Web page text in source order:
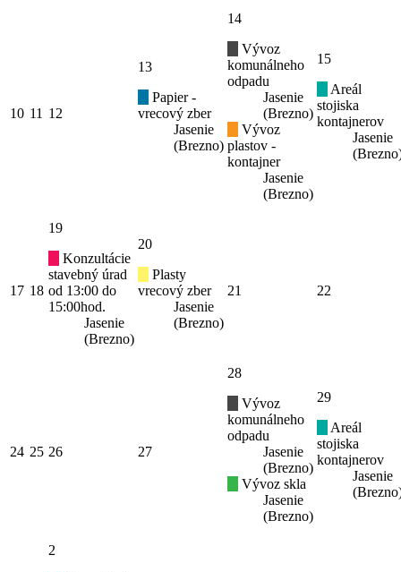
10 11 12
13
Papier -
vrecový zber
Jasenie
(Brezno)
14
Vývoz
komunálneho
odpadu
Jasenie
(Brezno)
Vývoz
plastov -
kontajner
Jasenie
(Brezno)
15
Areál
stojiska
kontajnerov
Jasenie
17 18
19
Konzultácie
stavebný úrad
od 13:00 do
15:00hod.
Jasenie
(Brezno)
20
Plasty
vrecový zber
Jasenie
(Brezno)
21 22
24 25 26 27
28
Vývoz
komunálneho
odpadu
Jasenie
(Brezno)
Vývoz skla
Jasenie
(Brezno)
29
Areál
stojiska
kontajnerov
Jasenie
2